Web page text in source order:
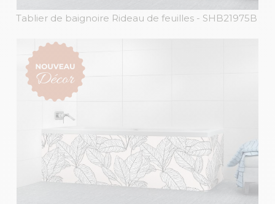
Tablier de baignoire Rideau de feuilles - SHB21975B